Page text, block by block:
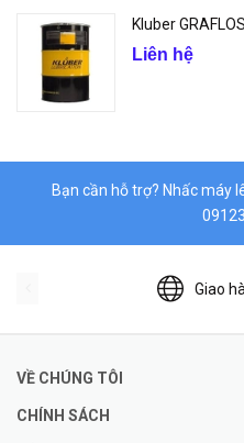
Kluber
Liên hệ
Bạn cần hỗ trợ? Nhấc máy
Giao
VỀ CHÚNG TÔI
CHÍNH SÁCH